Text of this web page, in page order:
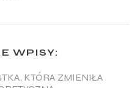
WPISY:
KTÓRA ZMIENIŁA